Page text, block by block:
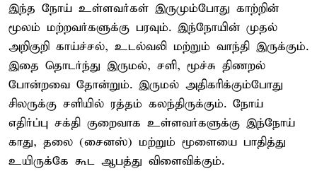
இந்த நோய் உள்ளவர்கள் இருமும்போது காற்றின்
மூலம் மற்றவர்களுக்கு பரவும். இந்நோயின் முதல்
அறிகுறி காய்ச்சல், உடல்வலி மற்றும் வாந்தி இருக்கும்.
இதை தொடர்ந்து இருமல், சளி, மூச்சு திணறல்
போன்றவை தோன்றும். இருமல் அதிகரிக்கும்போது
சிலருக்கு சளியில் ரத்தம் கலந்திருக்கும். நோய்
எதிர்ப்பு சக்தி குறைவாக உள்ளவர்களுக்கு இந்நோய்
காது, தலை (சைனஸ்) மற்றும் மூளையை பாதித்து
உயிருக்கே கூட ஆபத்து விளைவிக்கும்.